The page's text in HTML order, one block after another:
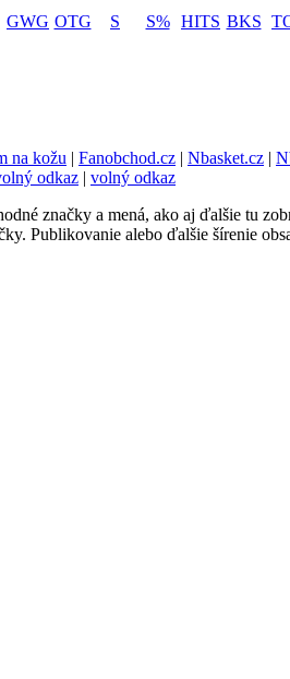
GWG OTG S S% HITS BKS
na kožu | Fanobchod.cz | Nbasket.cz |
odkaz | volný odkaz
značky a mená, ako aj ďalšie tu
Publikovanie alebo ďalšie šírenie